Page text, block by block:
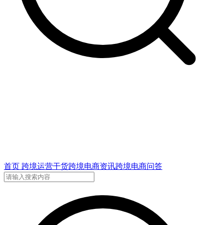
首页 跨境运营干货跨境电商资讯跨境电商问答